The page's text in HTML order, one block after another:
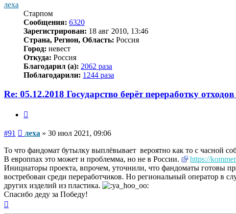
леха
Старпом
Сообщения: 6320
Зарегистрирован: 18 авг 2010, 13:46
Страна, Регион, Область: Россия
Город: невест
Откуда: Россия
Благодарил (а): 2062 раза
Поблагодарили: 1244 раза
Re: 05.12.2018 Государство берёт переработку
#91 Сообщение
леха » 30 июл 2021, 09:06
То что фандомат бутылку выплёвывает вероятно как то с часной
В европпах это может и проблемма, но не в России.
https://
Инициаторы проекта, впрочем, уточнили, что фандоматы готовы
востребован среди переработчиков. Но региональный оператор в
других изделий из пластика.
Спасибо деду за Победу!